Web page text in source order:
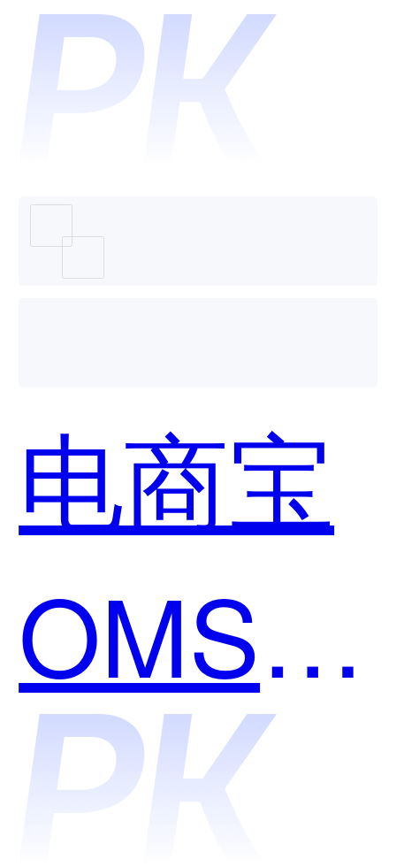
统和极
睿科技-
易尚货
哪个好
用？
电商宝
OMS和
数商云